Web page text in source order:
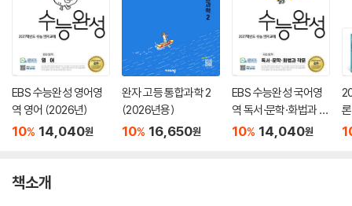
EBS 수능완성 영어영
역 영어 (2026년)
10% 14,040원
완자 고등 통합과학 2
(2026년용)
10% 16,650원
EBS 수능완성 국어영
역 독서·문학·화법과 작
문 (2026년)
10% 14,040원
(
책소개